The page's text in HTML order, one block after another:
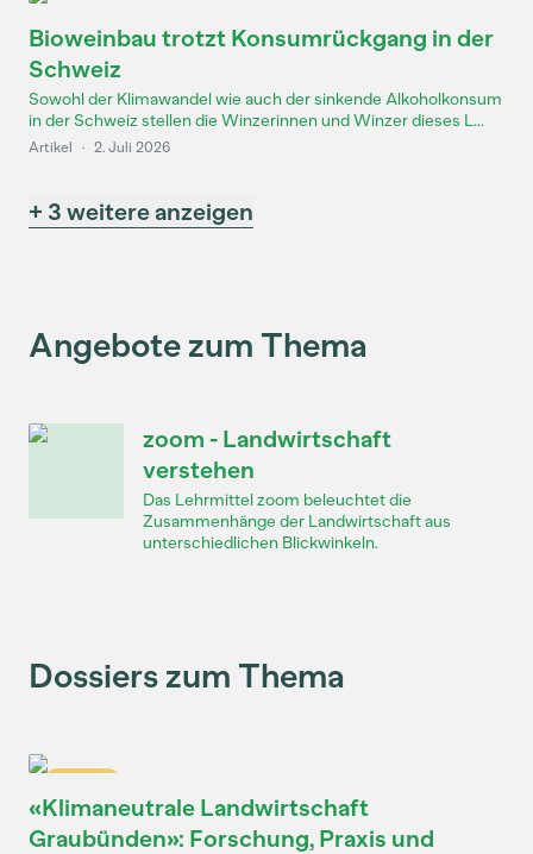
Bioweinbau trotzt Konsumrückgang in der
Schweiz
Sowohl der Klimawandel wie auch der sinkende Alkoholkonsum
in der Schweiz stellen die Winzerinnen und Winzer dieses L...
Artikel · 2. Juli 2026
+ 3 weitere anzeigen
Angebote zum Thema
zoom - Landwirtschaft
verstehen
Das Lehrmittel zoom beleuchtet die
Zusammenhänge der Landwirtschaft aus
unterschiedlichen Blickwinkeln.
Dossiers zum Thema
«Klimaneutrale Landwirtschaft
Graubünden»: Forschung, Praxis und